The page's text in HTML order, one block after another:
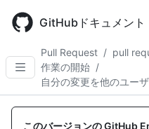
main
GitHubドキュメント
Pull Request / pull
作業の開始 /
自分の変更を他のユー
このバージョンの GitHub